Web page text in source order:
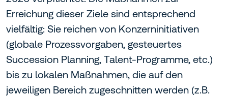
Erreichung dieser Ziele sind entsprechend
vielfältig: Sie reichen von Konzerninitiativen
(globale Prozessvorgaben, gesteuertes
Succession Planning, Talent-Programme, etc.)
bis zu lokalen Maßnahmen, die auf den
jeweiligen Bereich zugeschnitten werden (z.B.